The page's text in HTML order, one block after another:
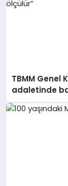
TBMM Genel
adaletinde